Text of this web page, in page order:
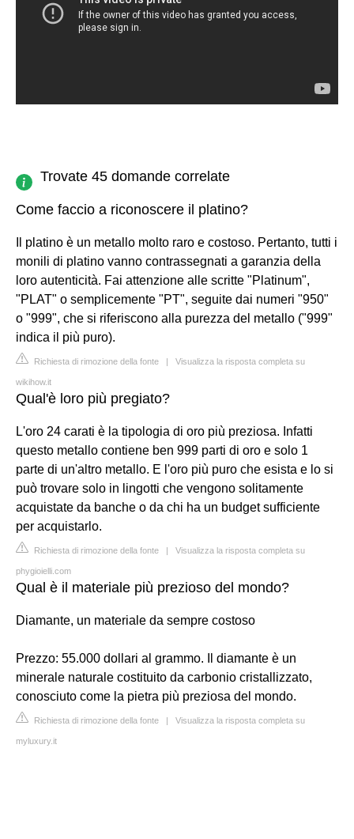
Trovate 45 domande correlate
Come faccio a riconoscere il platino?
Il platino è un metallo molto raro e costoso. Pertanto, tutti i
monili di platino vanno contrassegnati a garanzia della
loro autenticità. Fai attenzione alle scritte "Platinum",
"PLAT" o semplicemente "PT", seguite dai numeri "950"
o "999", che si riferiscono alla purezza del metallo ("999"
indica il più puro).
Richiesta di rimozione della fonte | Visualizza la risposta completa su
wikihow.it
Qual'è loro più pregiato?
L'oro 24 carati è la tipologia di oro più preziosa. Infatti
questo metallo contiene ben 999 parti di oro e solo 1
parte di un'altro metallo. E l'oro più puro che esista e lo si
può trovare solo in lingotti che vengono solitamente
acquistate da banche o da chi ha un budget sufficiente
per acquistarlo.
Richiesta di rimozione della fonte | Visualizza la risposta completa su
phygioielli.com
Qual è il materiale più prezioso del mondo?
Diamante, un materiale da sempre costoso
Prezzo: 55.000 dollari al grammo. Il diamante è un
minerale naturale costituito da carbonio cristallizzato,
conosciuto come la pietra più preziosa del mondo.
Richiesta di rimozione della fonte | Visualizza la risposta completa su
myluxury.it